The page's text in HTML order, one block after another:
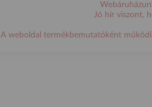
Jó hír viszont,
A weboldal termékbemutatóként